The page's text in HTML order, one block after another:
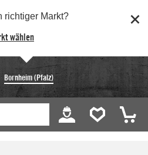
richtiger Markt?
wählen
Bornheim (Pfalz)